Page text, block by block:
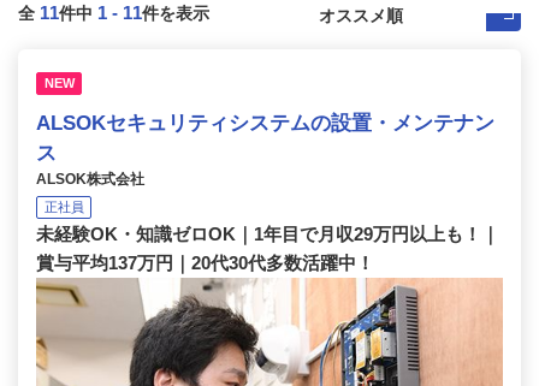
全 11件中 1 - 11件を表示
NEW
ALSOKセキュリティシステムの設置・メンテナン
ス
ALSOK株式会社
正社員
未経験OK・知識ゼロOK｜1年目で月収29万円以上も！｜
賞与平均137万円｜20代30代多数活躍中！